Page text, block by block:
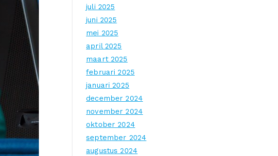
juli 2025
juni 2025
mei 2025
april 2025
maart 2025
februari 2025
januari 2025
december 2024
november 2024
oktober 2024
september 2024
augustus 2024